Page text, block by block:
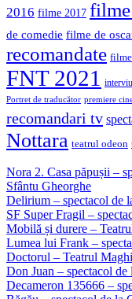
2016 filme 2017
de comedie filme de
recomandate
FNT 2021 interviu
Portret de traducător premiere
recomandari tv
Nottara teatrul odeon
Nora 2. Casa păpușii –
Sfântu Gheorghe
Delirium – spectacol de
SF Super Fragil –
Mobilă și durere –
Lumea lui Frank –
Doctorul – Teatrul
Don Juan – spectacol de
Decameron 135666 –